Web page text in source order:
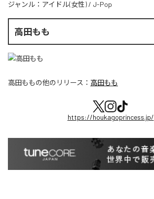
ジャンル： アイドル(女性) / J-Pop
高田もも
高田ももの他のリリース： 高田もも
https://houkagoprincess.jp/